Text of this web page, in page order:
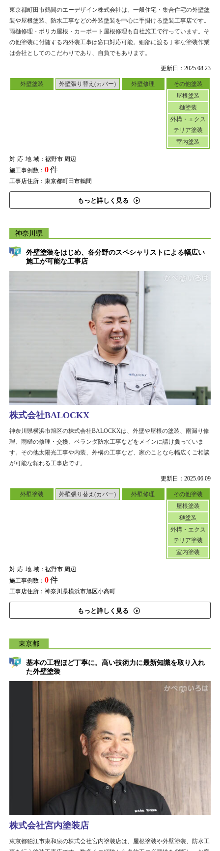
更新日：2025.08.23
外壁塗装 外壁張り替え(カバー) 外壁修理
その他塗装
屋根塗装
樋塗装
外構・エクス
テリア塗装
室内塗装
対応地域：裾野市 周辺
施工事例数： 0件
工事店住所：東京都町田市鶴間
もっと詳しく見る
東京都町田市鶴間のエーデザイン株式会社は、一般住宅・集合住宅の外壁塗
装や屋根塗装、防水工事などの外装塗装を中心に手掛ける塗装工事店です。
雨樋修理・ポリカ屋根・カーポート屋根修理も自社施工で行っています。そ
の他塗装に付随する内外装工事は窓口対応可能。細部に渡る丁寧な塗装作業
は会社としてのこだわりであり、自負でもあります。
神奈川県
外壁塗装をはじめ、各分野のスペシャリストによる幅広い
施工が可能な工事店
更新日：2025.06.09
外壁塗装 外壁張り替え(カバー) 外壁修理
その他塗装
屋根塗装
樋塗装
外構・エクス
テリア塗装
室内塗装
対応地域：裾野市 周辺
施工事例数： 0件
工事店住所：神奈川県横浜市旭区小高町
もっと詳しく見る
株式会社BALOCKX
神奈川県横浜市旭区の株式会社BALOCKXは、外壁や屋根の塗装、雨漏り修
理、雨樋の修理・交換、ベランダ防水工事などをメインに請け負っていま
す。その他太陽光工事や内装、外構の工事など、家のことなら幅広くご相談
が可能な頼れる工事店です。
東京都
基本の工程ほど丁寧に。高い技術力に最新知識を取り入れ
た外壁塗装
株式会社宮内塗装店
東京都狛江市東和泉の株式会社宮内塗装店は、屋根塗装や外壁塗装、防水工